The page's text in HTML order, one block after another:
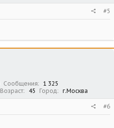
#5
Сообщения
1 325
Возраст 45 Город г.Москва
#6